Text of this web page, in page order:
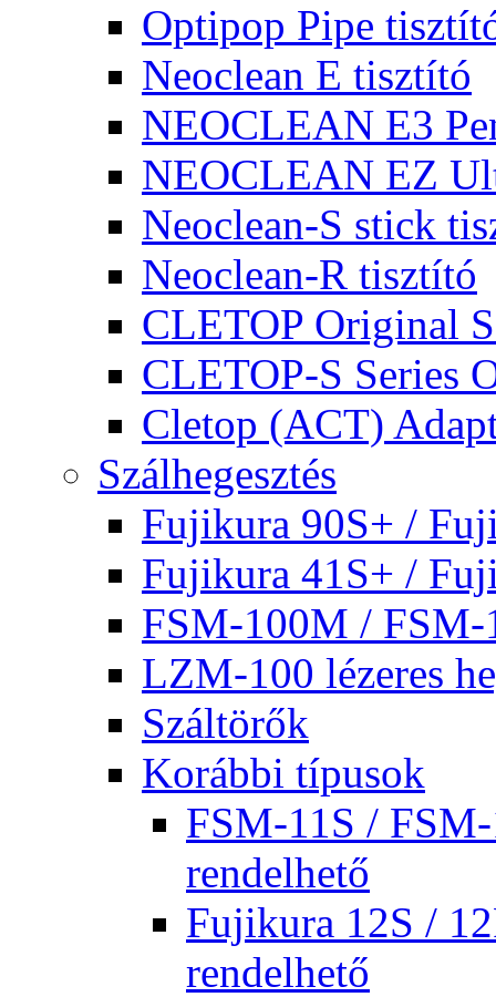
Optipop Pipe
Neoclean E tisztító
NEOCLEAN E3
NEOCLEAN EZ
Neoclean-S stick
Neoclean-R tisztító
CLETOP Original
CLETOP-S Series
Cletop (ACT)
Szálhegesztés
Fujikura 90S+ /
Fujikura 41S+ /
FSM-100M / FSM-
LZM-100 lézeres
Száltörők
Korábbi típusok
FSM-11S /
rendelhető
Fujikura 12S /
rendelhető